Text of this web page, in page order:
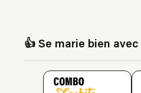
👍 Se marie bien avec